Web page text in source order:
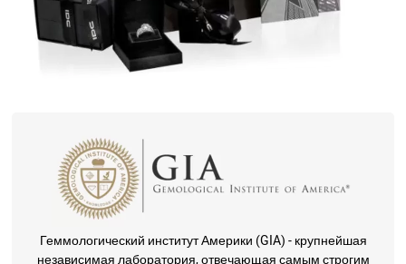
Геммологический институт Америки (GIA) - крупнейшая
независимая лаборатория, отвечающая самым строгим